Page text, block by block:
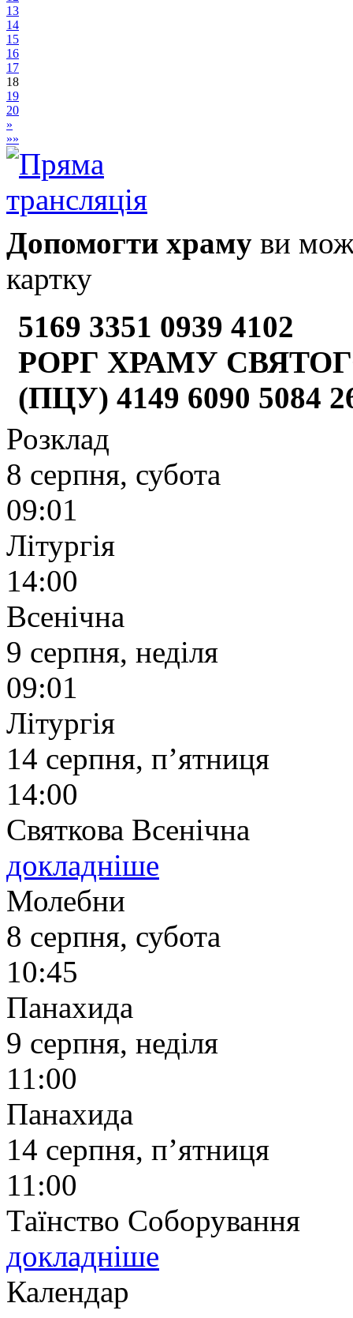
13
14
15
16
17
18
19
20
»
»»
Допомогти храму ви
картку
5169 3351 0939 4102
РОРГ ХРАМУ
(ПЦУ) 4149 6090 5084
Розклад
8 серпня, субота
09:01
Літургія
14:00
Всенічна
9 серпня, неділя
09:01
Літургія
14 серпня, п’ятниця
14:00
Святкова Всенічна
докладніше
Молебни
8 серпня, субота
10:45
Панахида
9 серпня, неділя
11:00
Панахида
14 серпня, п’ятниця
11:00
Таїнство Соборування
докладніше
Календар